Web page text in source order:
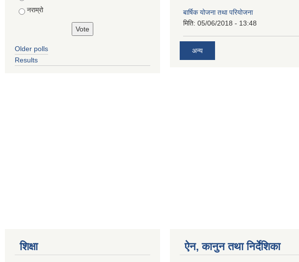
नराम्रो
Older polls
Results
बार्षिक योजना तथा परियोजना
मिति: 05/06/2018 - 13:48
अन्य
शिक्षा ऐन, कानुन तथा निर्देशिका